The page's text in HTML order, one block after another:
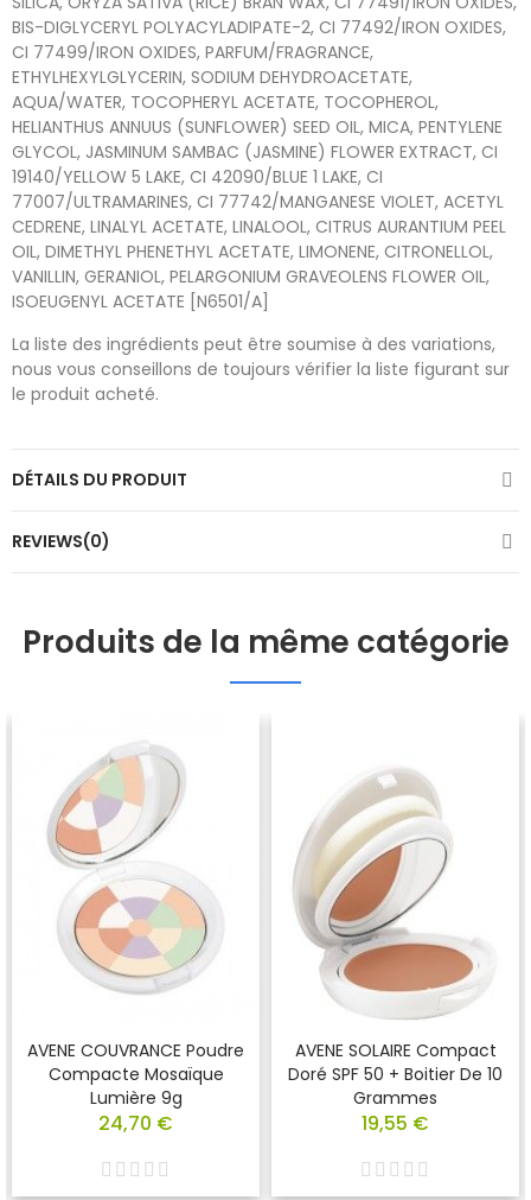
BIS-DIGLYCERYL POLYACYLADIPATE-2, CI 77492/IRON OXIDES,
CI 77499/IRON OXIDES, PARFUM/FRAGRANCE,
ETHYLHEXYLGLYCERIN, SODIUM DEHYDROACETATE,
AQUA/WATER, TOCOPHERYL ACETATE, TOCOPHEROL,
HELIANTHUS ANNUUS (SUNFLOWER) SEED OIL, MICA, PENTYLENE
GLYCOL, JASMINUM SAMBAC (JASMINE) FLOWER EXTRACT, CI
19140/YELLOW 5 LAKE, CI 42090/BLUE 1 LAKE, CI
77007/ULTRAMARINES, CI 77742/MANGANESE VIOLET, ACETYL
CEDRENE, LINALYL ACETATE, LINALOOL, CITRUS AURANTIUM PEEL
OIL, DIMETHYL PHENETHYL ACETATE, LIMONENE, CITRONELLOL,
VANILLIN, GERANIOL, PELARGONIUM GRAVEOLENS FLOWER OIL,
ISOEUGENYL ACETATE [N6501/A]
La liste des ingrédients peut être soumise à des variations,
nous vous conseillons de toujours vérifier la liste figurant sur
le produit acheté.
DÉTAILS DU PRODUIT
REVIEWS(0)
Produits de la même catégorie
AVENE COUVRANCE Poudre
Compacte Mosaïque
Lumière 9g
24,70 €
AVENE SOLAIRE Compact
Doré SPF 50 + Boitier De 10
Grammes
19,55 €